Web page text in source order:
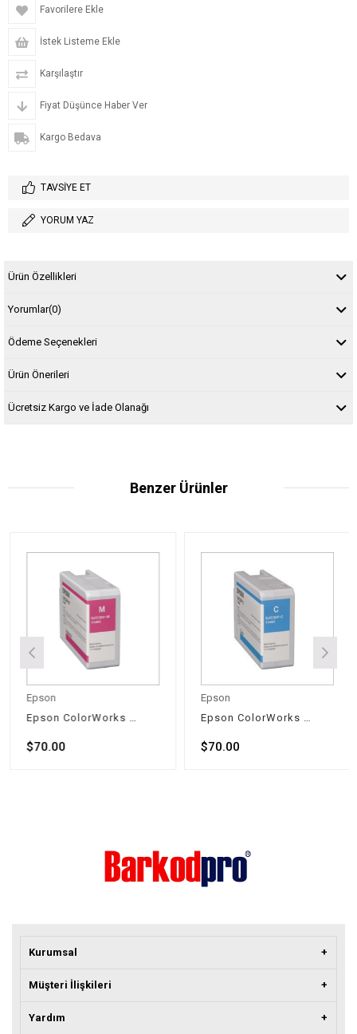
Favorilere Ekle
İstek Listeme Ekle
Karşılaştır
Fiyat Düşünce Haber Ver
Kargo Bedava
TAVSIYE ET
YORUM YAZ
Ürün Özellikleri
Yorumlar(0)
Ödeme Seçenekleri
Ürün Önerileri
Ücretsiz Kargo ve İade Olanağı
Benzer Ürünler
Epson
Epson ColorWorks C6500/C6000 Kırmızı Kartuş SJIC36P(M):
$70.00
Epson
Epson ColorWorks C6500/C6000 Mavi Kartuş SJIC36P(C)
$70.00
Kurumsal
Müşteri İlişkileri
Yardım